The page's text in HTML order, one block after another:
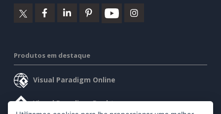
Produtos em destaque
Visual Paradigm Online
Visual Paradigm Desktop